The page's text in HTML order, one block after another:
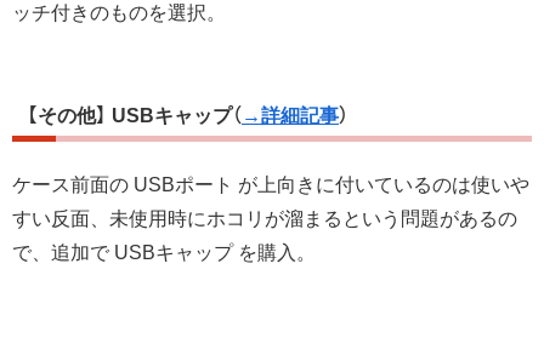
ッチ付きのものを選択。
【その他】 USBキャップ（ →詳細記事）
ケース前面の USBポート が上向きに付いているのは使いや
すい反面、未使用時にホコリが溜まるという問題があるの
で、追加で USBキャップ を購入。